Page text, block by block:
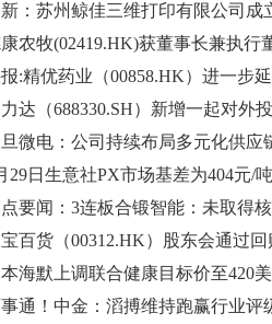
：苏州鲸佳三维打印有限公司成
农牧(02419.HK)获董事长兼执行
:精优药业（00858.HK）进一步
月30日
达（688330.SH）新增一起对外
子科技股份有限公司_每日快看
微电：公司持续布局多元化供应
29日生意社PX市场基差为404元/吨
要闻：3连板合锻智能：未取得
百货（00312.HK）股东会通过
亿股|观焦点
海默上调联合健康目标价至420
通！中金：滔搏维持跑赢行业评